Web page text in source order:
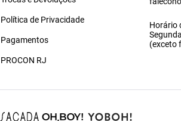
Política de Privacidade
Pagamentos
PROCON RJ
Horário
(exceto